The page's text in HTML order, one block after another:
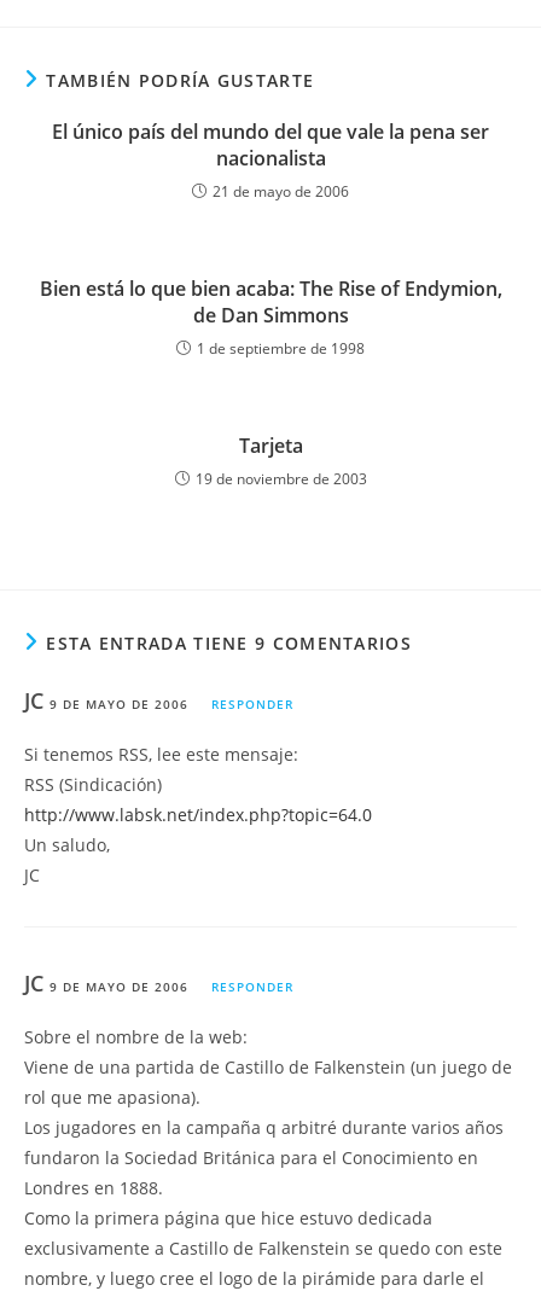
TAMBIÉN PODRÍA GUSTARTE
El único país del mundo del que vale la pena ser
nacionalista
21 de mayo de 2006
Bien está lo que bien acaba: The Rise of Endymion,
de Dan Simmons
1 de septiembre de 1998
Tarjeta
19 de noviembre de 2003
ESTA ENTRADA TIENE 9 COMENTARIOS
JC 9 DE MAYO DE 2006 RESPONDER
Si tenemos RSS, lee este mensaje:
RSS (Sindicación)
http://www.labsk.net/index.php?topic=64.0
Un saludo,
JC
JC 9 DE MAYO DE 2006 RESPONDER
Sobre el nombre de la web:
Viene de una partida de Castillo de Falkenstein (un juego de
rol que me apasiona).
Los jugadores en la campaña q arbitré durante varios años
fundaron la Sociedad Británica para el Conocimiento en
Londres en 1888.
Como la primera página que hice estuvo dedicada
exclusivamente a Castillo de Falkenstein se quedo con este
nombre, y luego cree el logo de la pirámide para darle el